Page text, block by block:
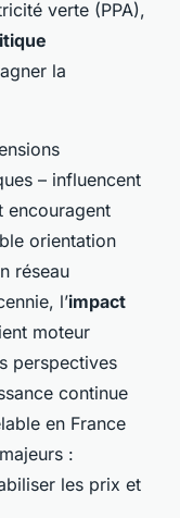
verte (PPA),
la
– influencent
encouragent
orientation
réseau
l’impact
moteur
perspectives
continue
en France
:
les prix et